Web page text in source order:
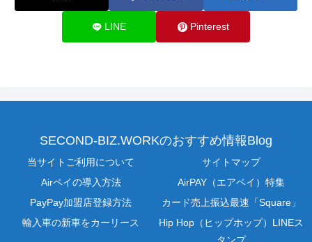
LINE Pinterest
SECOND-BIZ.WORKのおすすめ情報Blog
当サイトご利用について
サイトマップ
Airペイの導入方法
AirPAY（エアペイ）特集
PayPay加盟店登録方法
カード売上振込最速「Square」
輸入車の新車をカーリース
Hip Hop（ヒップホップ）LINEス